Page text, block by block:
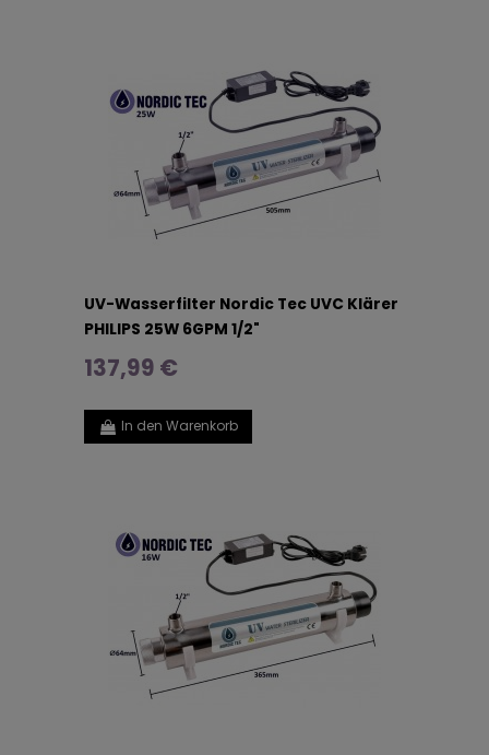
UV-Wasserfilter Nordic Tec UVC Klärer
PHILIPS 25W 6GPM 1/2"
137,99 €
In den Warenkorb